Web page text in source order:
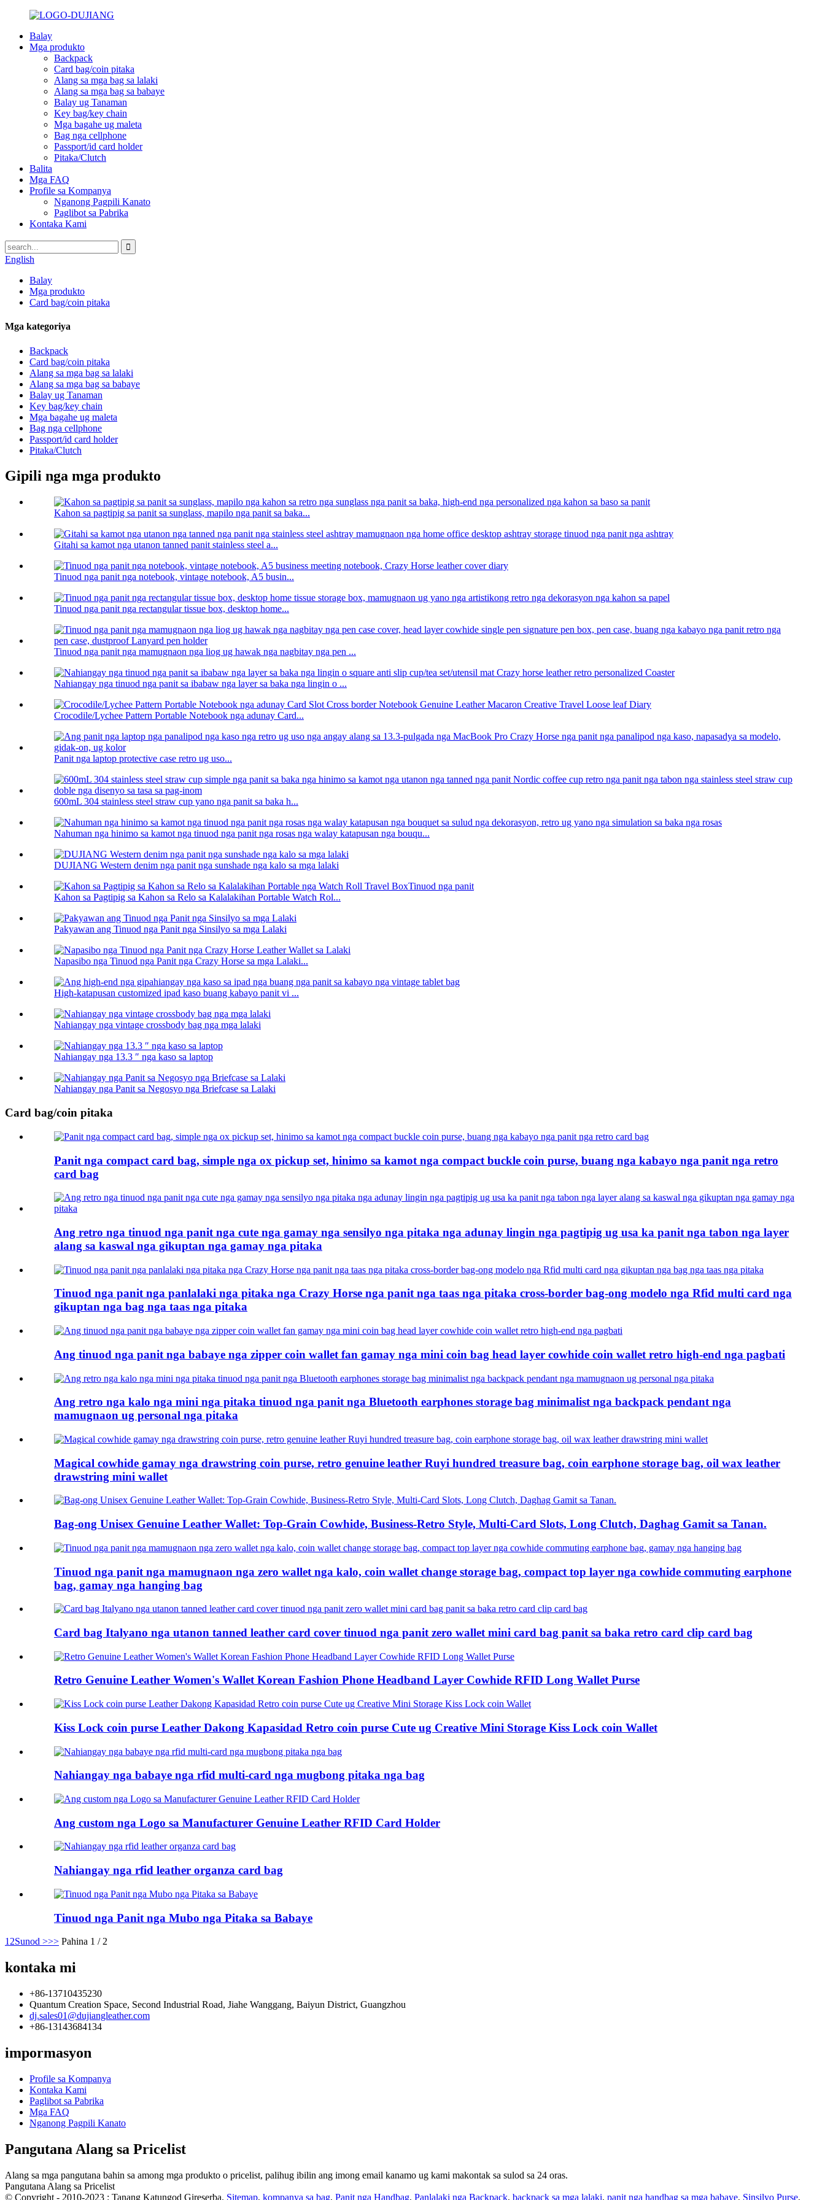
Balay
Mga produkto
Backpack
Card bag/coin pitaka
Alang sa mga bag sa lalaki
Alang sa mga bag sa babaye
Balay ug Tanaman
Key bag/key chain
Mga bagahe ug maleta
Bag nga cellphone
Passport/id card holder
Pitaka/Clutch
Balita
Mga FAQ
Profile sa Kompanya
Nganong Pagpili Kanato
Paglibot sa Pabrika
Kontaka Kami
English
Balay
Mga produkto
Card bag/coin pitaka
Mga kategoriya
Backpack
Card bag/coin pitaka
Alang sa mga bag sa lalaki
Alang sa mga bag sa babaye
Balay ug Tanaman
Key bag/key chain
Mga bagahe ug maleta
Bag nga cellphone
Passport/id card holder
Pitaka/Clutch
Gipili nga mga produkto
Kahon sa pagtipig sa panit sa sunglass, mapilo nga panit sa baka...
Gitahi sa kamot nga utanon tanned panit stainless steel a...
Tinuod nga panit nga notebook, vintage notebook, A5 busin...
Tinuod nga panit nga rectangular tissue box, desktop home...
Tinuod nga panit nga mamugnaon nga liog ug hawak nga nagbitay nga pen ...
Nahiangay nga tinuod nga panit sa ibabaw nga layer sa baka nga lingin o ...
Crocodile/Lychee Pattern Portable Notebook nga adunay Card...
Panit nga laptop protective case retro ug uso...
600mL 304 stainless steel straw cup yano nga panit sa baka h...
Nahuman nga hinimo sa kamot nga tinuod nga panit nga rosas nga walay katapusan nga bouqu...
DUJIANG Western denim nga panit nga sunshade nga kalo sa mga lalaki
Kahon sa Pagtipig sa Kahon sa Relo sa Kalalakihan Portable Watch Rol...
Pakyawan ang Tinuod nga Panit nga Sinsilyo sa mga Lalaki
Napasibo nga Tinuod nga Panit nga Crazy Horse sa mga Lalaki...
High-katapusan customized ipad kaso buang kabayo panit vi ...
Nahiangay nga vintage crossbody bag nga mga lalaki
Nahiangay nga 13.3 ″ nga kaso sa laptop
Nahiangay nga Panit sa Negosyo nga Briefcase sa Lalaki
Card bag/coin pitaka
Panit nga compact card bag, simple nga ox pickup set, hinimo sa kamot nga compact buckle coin purse, buang nga kabayo nga panit nga retro
card bag
Ang retro nga tinuod nga panit nga cute nga gamay nga sensilyo nga pitaka nga adunay lingin nga pagtipig ug usa ka panit nga tabon nga layer
alang sa kaswal nga gikuptan nga gamay nga pitaka
Tinuod nga panit nga panlalaki nga pitaka nga Crazy Horse nga panit nga taas nga pitaka cross-border bag-ong modelo nga Rfid multi card nga
gikuptan nga bag nga taas nga pitaka
Ang tinuod nga panit nga babaye nga zipper coin wallet fan gamay nga mini coin bag head layer cowhide coin wallet retro high-end nga pagbati
Ang retro nga kalo nga mini nga pitaka tinuod nga panit nga Bluetooth earphones storage bag minimalist nga backpack pendant nga
mamugnaon ug personal nga pitaka
Magical cowhide gamay nga drawstring coin purse, retro genuine leather Ruyi hundred treasure bag, coin earphone storage bag, oil wax leather
drawstring mini wallet
Bag-ong Unisex Genuine Leather Wallet: Top-Grain Cowhide, Business-Retro Style, Multi-Card Slots, Long Clutch, Daghag Gamit sa Tanan.
Tinuod nga panit nga mamugnaon nga zero wallet nga kalo, coin wallet change storage bag, compact top layer nga cowhide commuting earphone
bag, gamay nga hanging bag
Card bag Italyano nga utanon tanned leather card cover tinuod nga panit zero wallet mini card bag panit sa baka retro card clip card bag
Retro Genuine Leather Women's Wallet Korean Fashion Phone Headband Layer Cowhide RFID Long Wallet Purse
Kiss Lock coin purse Leather Dakong Kapasidad Retro coin purse Cute ug Creative Mini Storage Kiss Lock coin Wallet
Nahiangay nga babaye nga rfid multi-card nga mugbong pitaka nga bag
Ang custom nga Logo sa Manufacturer Genuine Leather RFID Card Holder
Nahiangay nga rfid leather organza card bag
Tinuod nga Panit nga Mubo nga Pitaka sa Babaye
1 2Sunod >>> Pahina 1 / 2
kontaka mi
+86-13710435230
Quantum Creation Space, Second Industrial Road, Jiahe Wanggang, Baiyun District, Guangzhou
dj.sales01@dujiangleather.com
+86-13143684134
impormasyon
Profile sa Kompanya
Kontaka Kami
Paglibot sa Pabrika
Mga FAQ
Nganong Pagpili Kanato
Pangutana Alang sa Pricelist
Alang sa mga pangutana bahin sa among mga produkto o pricelist, palihug ibilin ang imong email kanamo ug kami makontak sa sulod sa 24 oras.
Pangutana Alang sa Pricelist
© Copyright - 2010-2023 : Tanang Katungod Gireserba. Sitemap, kompanya sa bag, Panit nga Handbag, Panlalaki nga Backpack, backpack sa mga lalaki, panit nga handbag sa mga babaye, Sinsilyo Purse,